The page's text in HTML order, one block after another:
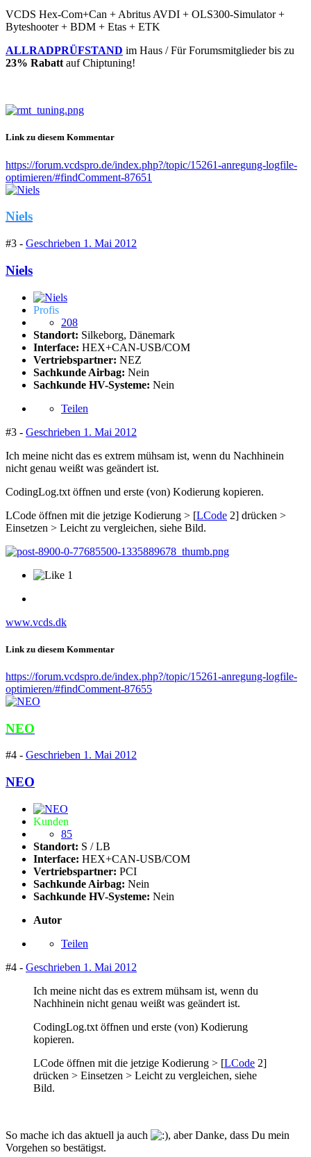
VCDS Hex-Com+Can + Abritus AVDI + OLS300-Simulator +
Byteshooter + BDM + Etas + ETK
ALLRADPRÜFSTAND im Haus / Für Forumsmitglieder bis zu
23% Rabatt auf Chiptuning!
Link zu diesem Kommentar
https://forum.vcdspro.de/index.php?/topic/15261-anregung-logfile-
optimieren/#findComment-87651
Niels
#3 - Geschrieben 1. Mai 2012
Niels
Profis
208
Standort: Silkeborg, Dänemark
Interface: HEX+CAN-USB/COM
Vertriebspartner: NEZ
Sachkunde Airbag: Nein
Sachkunde HV-Systeme: Nein
Teilen
#3 - Geschrieben 1. Mai 2012
Ich meine nicht das es extrem mühsam ist, wenn du Nachhinein
nicht genau weißt was geändert ist.
CodingLog.txt öffnen und erste (von) Kodierung kopieren.
LCode öffnen mit die jetzige Kodierung > [LCode 2] drücken >
Einsetzen > Leicht zu vergleichen, siehe Bild.
1
www.vcds.dk
Link zu diesem Kommentar
https://forum.vcdspro.de/index.php?/topic/15261-anregung-logfile-
optimieren/#findComment-87655
NEO
#4 - Geschrieben 1. Mai 2012
NEO
Kunden
85
Standort: S / LB
Interface: HEX+CAN-USB/COM
Vertriebspartner: PCI
Sachkunde Airbag: Nein
Sachkunde HV-Systeme: Nein
Autor
Teilen
#4 - Geschrieben 1. Mai 2012
Ich meine nicht das es extrem mühsam ist, wenn du
Nachhinein nicht genau weißt was geändert ist.
CodingLog.txt öffnen und erste (von) Kodierung
kopieren.
LCode öffnen mit die jetzige Kodierung > [LCode 2]
drücken > Einsetzen > Leicht zu vergleichen, siehe
Bild.
So mache ich das aktuell ja auch
, aber Danke, dass Du mein
Vorgehen so bestätigst.